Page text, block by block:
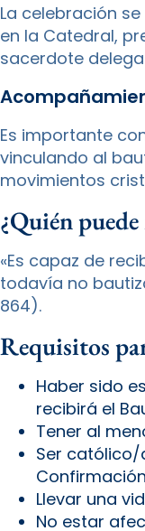
La celebración
en la Catedral,
sacerdote
Es importante
vinculando al
movimientos
¿Quién
«Es capaz de
todavía no
864).
Requisitos
Haber sido
recibirá el
Tener al
Ser católico/
Llevar una
No estar